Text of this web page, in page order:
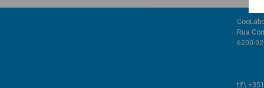
Rua
6200-
tlf\